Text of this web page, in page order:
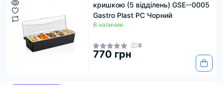
кришкою (5 відділень) GSE--0005
Gastro Plast PC Чорний
В наличии
0
770 грн